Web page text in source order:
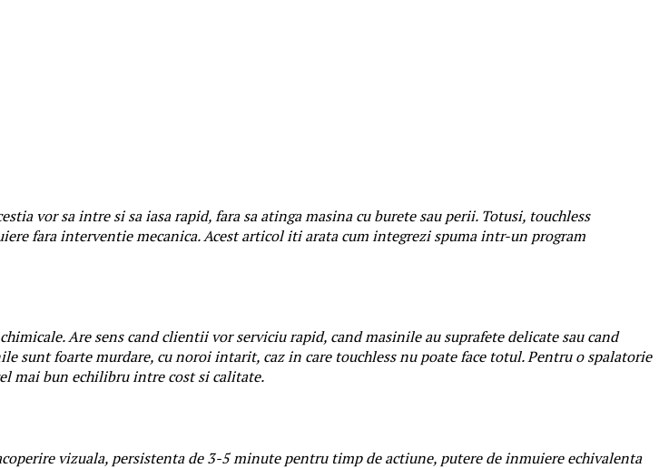
vor sa intre si sa iasa rapid, fara sa atinga masina cu burete sau perii. Totusi, touchless
fara interventie mecanica. Acest articol iti arata cum integrezi spuma intr-un program
Are sens cand clientii vor serviciu rapid, cand masinile au suprafete delicate sau cand
sunt foarte murdare, cu noroi intarit, caz in care touchless nu poate face totul. Pentru o spalatorie
mai bun echilibru intre cost si calitate.
vizuala, persistenta de 3-5 minute pentru timp de actiune, putere de inmuiere echivalenta